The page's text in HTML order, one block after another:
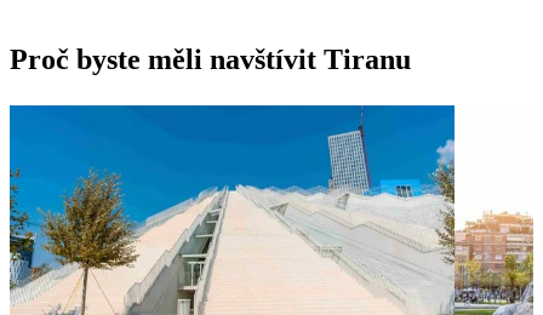
Proč byste měli navštívit Tiranu